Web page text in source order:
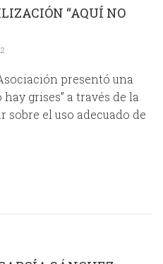
“AQUÍ NO
presentó una
grises” a través de la
sobre el uso adecuado de